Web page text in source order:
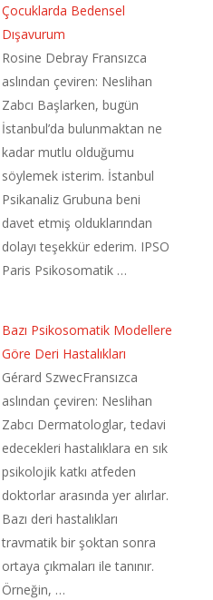
Çocuklarda Bedensel
Dışavurum
Rosine Debray Fransızca
aslından çeviren: Neslihan
Zabcı Başlarken, bugün
İstanbul’da bulunmaktan ne
kadar mutlu olduğumu
söylemek isterim. İstanbul
Psikanaliz Grubuna beni
davet etmiş olduklarından
dolayı teşekkür ederim. IPSO
Paris Psikosomatik …
Bazı Psikosomatik Modellere
Göre Deri Hastalıkları
Gérard SzwecFransızca
aslından çeviren: Neslihan
Zabcı Dermatologlar, tedavi
edecekleri hastalıklara en sık
psikolojik katkı atfeden
doktorlar arasında yer alırlar.
Bazı deri hastalıkları
travmatik bir şoktan sonra
ortaya çıkmaları ile tanınır.
Örneğin, …